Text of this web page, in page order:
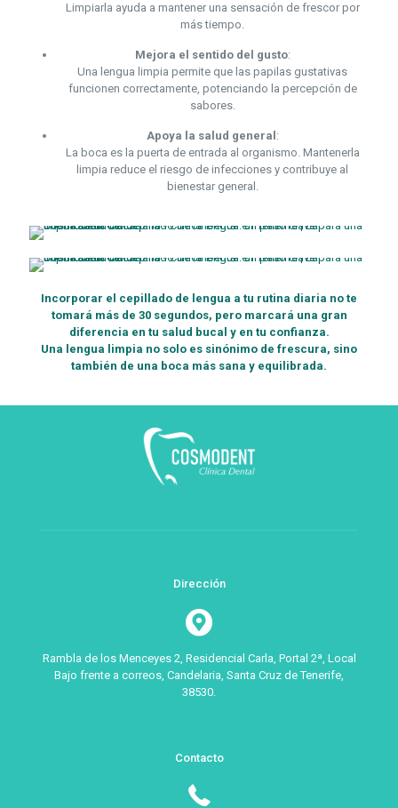
Limpiarla ayuda a mantener una sensación de frescor por
más tiempo.
Mejora el sentido del gusto:
Una lengua limpia permite que las papilas gustativas
funcionen correctamente, potenciando la percepción de
sabores.
Apoya la salud general :
La boca es la puerta de entrada al organismo. Mantenerla
limpia reduce el riesgo de infecciones y contribuye al
bienestar general.
Incorporar el cepillado de lengua a tu rutina diaria no te
tomará más de 30 segundos, pero marcará una gran
diferencia en tu salud bucal y en tu confianza.
Una lengua limpia no solo es sinónimo de frescura, sino
también de una boca más sana y equilibrada.
Dirección
Rambla de los Menceyes 2, Residencial Carla, Portal 2ª, Local
Bajo frente a correos, Candelaria, Santa Cruz de Tenerife,
38530.
Contacto